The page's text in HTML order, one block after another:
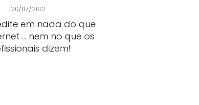
20/07/2012
em nada do que
... nem no que os
dizem!